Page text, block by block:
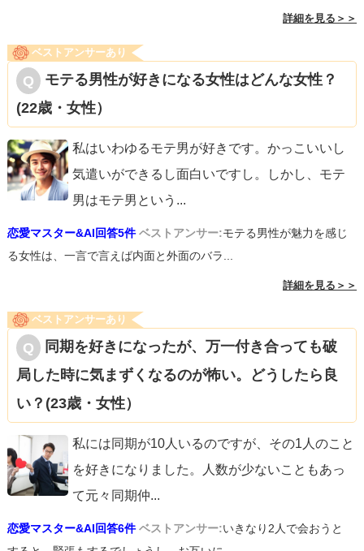
詳細を見る＞＞
ベストアンサーあり
モテる男性が好きになる女性はどんな女性？
(22歳・女性）
私はいわゆるモテ男が好きです。かっこいいし
気遣いができるし面白いですし。しかし、モテ
男はモテ男という ...
恋愛マスター&AI回答5件 ベストアンサー:モテる男性が魅力を感じ
る女性は、一言で言えば内面と外面のバラ...
詳細を見る＞＞
ベストアンサーあり
同期を好きになったが、万一付き合っても破
局した時に気まずくなるのが怖い。どうしたら良
い？(23歳・女性）
私には同期が10人いるのですが、その1人のこと
を好きになりました。人数が少ないこともあっ
て元々同期仲...
恋愛マスター&AI回答6件 ベストアンサー:いきなり2人で会おうと